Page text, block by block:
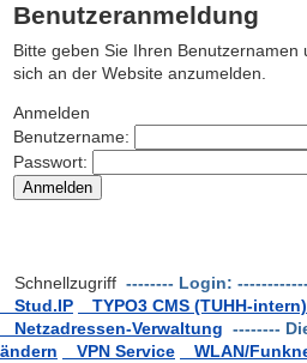
Benutzeranmeldung
Bitte geben Sie Ihren Benutzernamen
sich an der Website anzumelden.
Anmelden
Benutzername:
Passwort:
Schnellzugriff -------- Login: ------------
Stud.IP
TYPO3 CMS (TUHH-intern)
Netzadressen-Verwaltung --------
ändern
VPN Service WLAN/